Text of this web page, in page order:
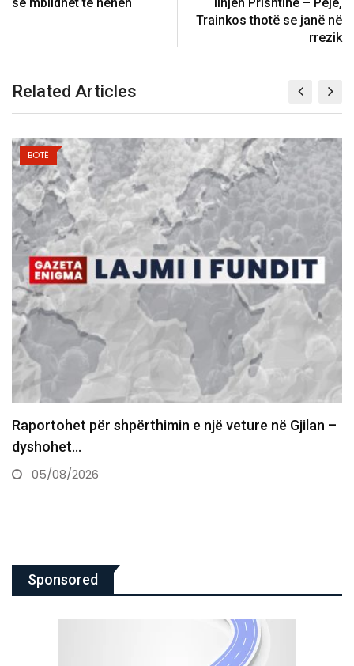
Trainkos thotë se janë në
rrezik
Related Articles
BOTË
Tronditëse në Greqi, e detyroi të flinte me të nën…
05/08/2026
Sponsored